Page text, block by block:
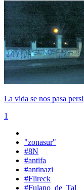
La vida se nos pasa
1
"zonasur"
#8N
#antifa
#antinazi
#Flireck
#Fulano_de_Tal